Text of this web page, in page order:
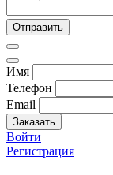
Отправить
Имя
Телефон
Email
Заказать
Войти
Регистрация